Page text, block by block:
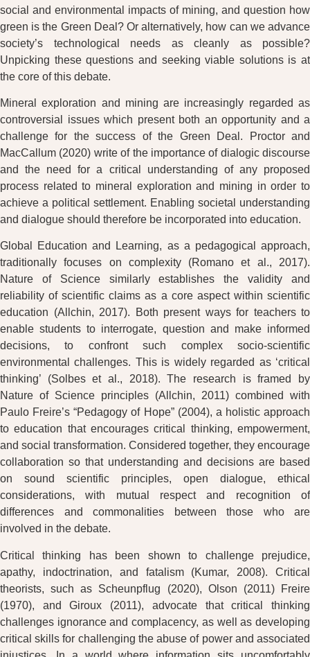
social and environmental impacts of mining, and question how
green is the Green Deal? Or alternatively, how can we advance
society’s technological needs as cleanly as possible?
Unpicking these questions and seeking viable solutions is at
the core of this debate.
Mineral exploration and mining are increasingly regarded as
controversial issues which present both an opportunity and a
challenge for the success of the Green Deal. Proctor and
MacCallum (2020) write of the importance of dialogic discourse
and the need for a critical understanding of any proposed
process related to mineral exploration and mining in order to
achieve a political settlement. Enabling societal understanding
and dialogue should therefore be incorporated into education.
Global Education and Learning, as a pedagogical approach,
traditionally focuses on complexity (Romano et al., 2017).
Nature of Science similarly establishes the validity and
reliability of scientific claims as a core aspect within scientific
education (Allchin, 2017). Both present ways for teachers to
enable students to interrogate, question and make informed
decisions, to confront such complex socio-scientific
environmental challenges. This is widely regarded as ‘critical
thinking’ (Solbes et al., 2018). The research is framed by
Nature of Science principles (Allchin, 2011) combined with
Paulo Freire’s “Pedagogy of Hope” (2004), a holistic approach
to education that encourages critical thinking, empowerment,
and social transformation. Considered together, they encourage
collaboration so that understanding and decisions are based
on sound scientific principles, open dialogue, ethical
considerations, with mutual respect and recognition of
differences and commonalities between those who are
involved in the debate.
Critical thinking has been shown to challenge prejudice,
apathy, indoctrination, and fatalism (Kumar, 2008). Critical
theorists, such as Scheunpflug (2020), Olson (2011) Freire
(1970), and Giroux (2011), advocate that critical thinking
challenges ignorance and complacency, as well as developing
critical skills for challenging the abuse of power and associated